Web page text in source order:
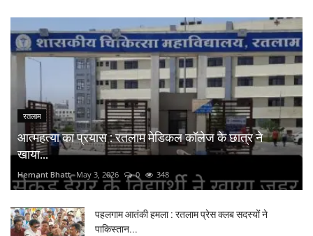
रतलाम
आत्महत्या का प्रयास : रतलाम मेडिकल कॉलेज के छात्र ने
खाया...
Hemant Bhatt May 3, 2026 0 348
पहलगाम आतंकी हमला : रतलाम प्रेस क्लब सदस्यों ने
पाकिस्तान...